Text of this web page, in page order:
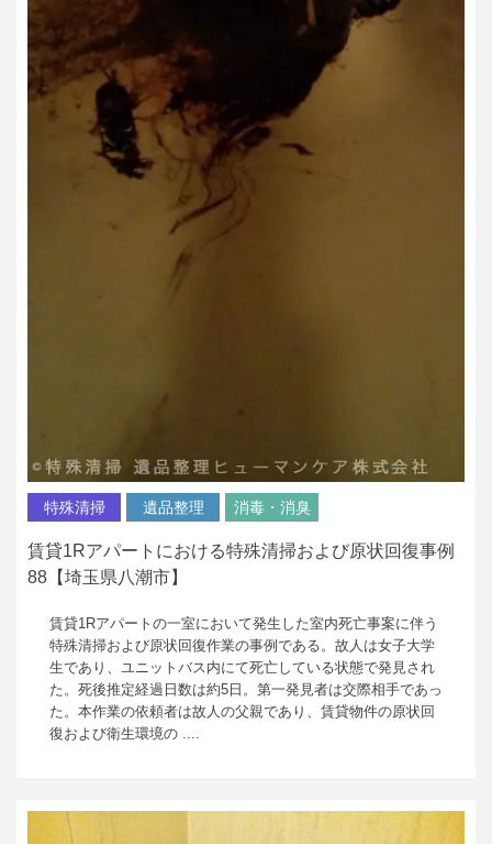
特殊清掃 遺品整理 消毒・消臭
賃貸1Rアパートにおける特殊清掃および原状回復事例
88【埼玉県八潮市】
賃貸1Rアパートの一室において発生した室内死亡事案に伴う
特殊清掃および原状回復作業の事例である。故人は女子大学
生であり、ユニットバス内にて死亡している状態で発見され
た。死後推定経過日数は約5日。第一発見者は交際相手であっ
た。本作業の依頼者は故人の父親であり、賃貸物件の原状回
復および衛生環境の ....